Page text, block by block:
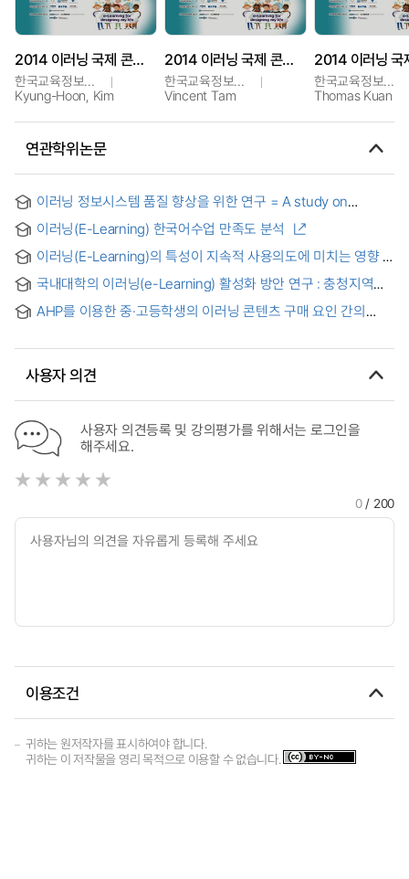
2014 이러닝 국제 콘퍼런스 : E-Learning: Designing Classroom with Teacher~
한국교육정보진흥협회
Kyung-Hoon, Kim
2014 이러닝 국제 콘퍼런스 : Developing the PETAL e-Learning Platform~
한국교육정보진흥협회
Vincent Tam
한국교육정보진흥협회
Thomas Kuan
연관학위논문
이러닝 정보시스템 품질 향상을 위한 연구 = A study on
이러닝(E-Learning) 한국어수업 만족도 분석
이러닝(E-Learning)의 특성이 지속적 사용의도에 미치는 영향 :
중심으로 = The Effects of Factors on the Intention to
Continued Use of E-Learning : Focusing on the mediating
effect of immersion and the moderating effect of
국내대학의 이러닝(e-Learning) 활성화 방안 연구 : 충청지역을
programs of E-Learning among colleges and universities :
AHP를 이용한 중·고등학생의 이러닝 콘텐츠 구매 요인 간의
사용자 의견
사용자 의견등록 및 강의평가를 위해서는 로그인을
해주세요.
0/ 200
이용조건
귀하는 원저작자를 표시하여야 합니다.
귀하는 이 저작물을 영리 목적으로 이용할 수 없습니다.